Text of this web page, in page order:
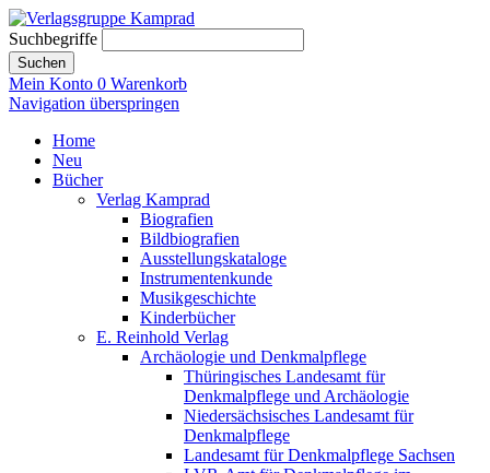
Suchbegriffe
Suchen
Mein Konto 0 Warenkorb
Navigation überspringen
Home
Neu
Bücher
Verlag Kamprad
Biografien
Bildbiografien
Ausstellungskataloge
Instrumentenkunde
Musikgeschichte
Kinderbücher
E. Reinhold Verlag
Archäologie und Denkmalpflege
Thüringisches Landesamt für
Denkmalpflege und Archäologie
Niedersächsisches Landesamt für
Denkmalpflege
Landesamt für Denkmalpflege Sachsen